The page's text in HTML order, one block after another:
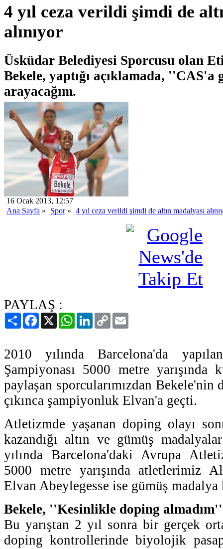
4 yıl ceza verildi şimdi de
alınıyor
Üsküdar Belediyesi Sporcusu olan
Bekele, yaptığı açıklamada, ''CAS'a
arayacağım.
16 Ocak 2013, 12:57
Ana Sayfa » Spor» 4 yıl ceza verildi şimdi de altın madalyası
PAYLAŞ :
PaylaşFacebook
X WhatsAppLinkedIn
Copy
Link
2010 yılında Barcelona'da
Şampiyonası 5000 metre yarışında
paylaşan sporcularımızdan Bekele'nin
çıkınca şampiyonluk Elvan'a geçti.
Atletizmde yaşanan doping olayı
kazandığı altın ve gümüş
yılında Barcelona'daki Avrupa
5000 metre yarışında atletlerimiz
Elvan Abeylegesse ise gümüş madalya
Bekele, ''Kesinlikle doping almadım''
Bu yarıştan 2 yıl sonra bir gerçek
doping kontrollerinde biyolojik